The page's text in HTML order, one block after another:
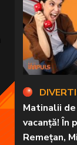
Matinalii
vacanță! În
Remețan,